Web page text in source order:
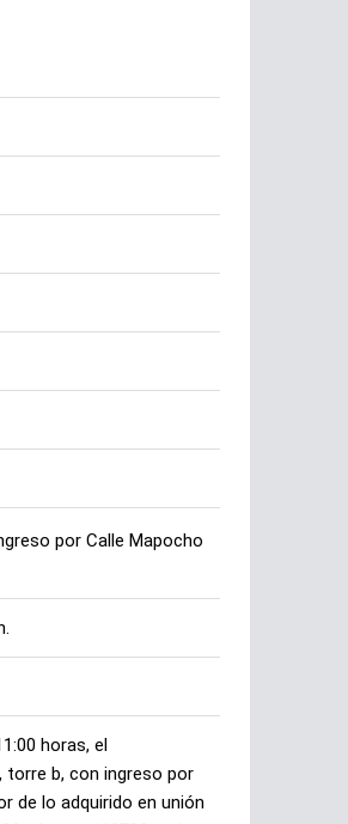
por Calle Mapocho
horas, el
b, con ingreso por
de lo adquirido en unión